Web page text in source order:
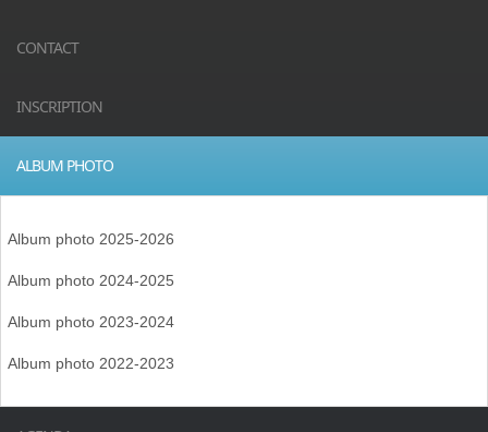
CONTACT
INSCRIPTION
ALBUM PHOTO
Album photo 2025-2026
Album photo 2024-2025
Album photo 2023-2024
Album photo 2022-2023